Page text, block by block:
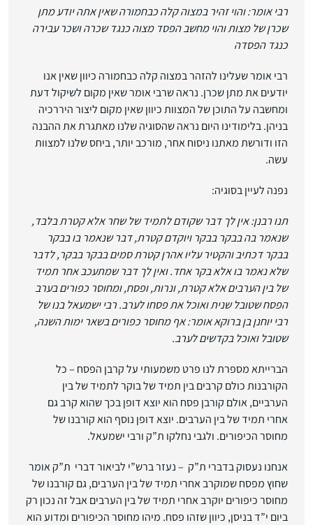
רבי אומר: והוי זהיר במצוה קלה כבחמורה שאין אתה יודע מתן
שכרן של מצות והוי מחשב הפסד מצוה כנגד שכרה ושכר עבירה
כנגד הפסדה
רבי אומר שעלינו להזהר במצוה קלה כבחמורה כיוון שאין אנו
יודעים את מתן שכרן. נראה שרבי אומר שאין מקום לשיקול דעת
ומחשבה על התוכן של המצוות כיוון שאין מקום ליצור היררכיה
בניהן. בלימודינו היום נראה שהסוגיה שלנו מאתגרת את ההבנה
הזו ודורשת מאתנו ניסוח אחר, מורכב יותר, ביחס שלנו למצוות
עשה.
נפנה לעיין בסוגיה:
תנו רבנן: אין לך דבר שקודם לתמיד של שחר אלא קטרת בלבד,
שנאמר בה בבקר בבקר ויוקדם קטרת, דבר שנאמר בו בבקר
בבקר דכתיב והקטיר עליו אהרן קטרת סמים בבקר בבקר, לדבר
שלא נאמר בו אלא בקר אחד. ואין לך דבר שמתעכב אחר תמיד
של בין הערבים אלא קטרת, ונרות, ופסח, ומחוסר כפורים בערב
הפסח שטובל שנית ואוכל את פסחו לערב. רבי ישמעאל בנו של
רבי יוחנן בן ברוקא אומר: אף מחוסר כפורים בשאר ימות השנה,
שטובל ואוכל בקדשים לערב.
הברייתא מספרת לנו פרט משמעותי על קרבן הפסח – כל
הקורבנות כולם קרבים בין תמיד של בוקר לתמיד של בין
הערביים, אולם קורבן פסח הוא יוצא דופן בכך שהוא קרב גם
אחרי תמיד של בין הערבים. יוצא דופן נוסף הוא קורבנו של
מחוסר הכיפורים. ולגבי נחלקו ת”ק ורבי ישמעאל.
אנחנו נעסוק בדברי ת”ק – נעזר ברש”י לביאור דברי ת”ק אומר
שחוץ מפסח שמוקרב אחרי תמיד של בין הערבים, גם קורבנו של
מחוסר כיפורים יוקרב אחרי תמיד של בין הערבים אבל זה נכון רק
ביום י”ד בניסן, כיוון שזהו פסח. מיהו מחוסר הכיפורים ומדוע הוא